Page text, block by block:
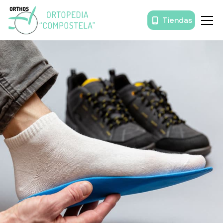
Inicio
Órtesis y prótesis
Movilidad
Baño
Descanso
Prendas de compresión
Productos
Tiendas